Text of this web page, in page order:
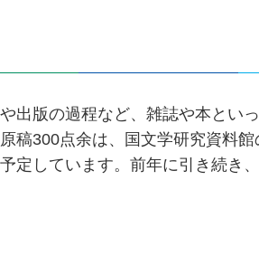
出版の過程など、雑誌や本とい
稿300点余は、国文学研究資料
定しています。前年に引き続き